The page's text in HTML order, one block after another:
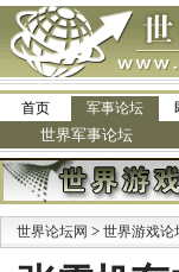
首页 军事论坛
世界军事论坛
世界论坛网 > 世界游戏论